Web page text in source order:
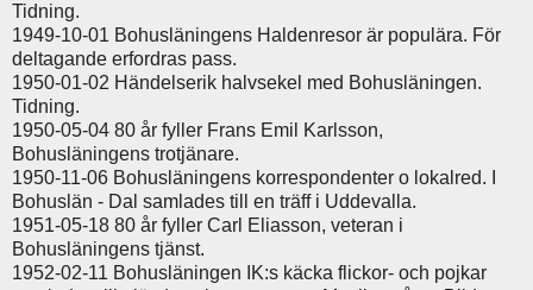
Tidning.
1949-10-01 Bohusläningens Haldenresor är populära. För
deltagande erfordras pass.
1950-01-02 Händelserik halvsekel med Bohusläningen.
Tidning.
1950-05-04 80 år fyller Frans Emil Karlsson,
Bohusläningens trotjänare.
1950-11-06 Bohusläningens korrespondenter o lokalred. I
Bohuslän - Dal samlades till en träff i Uddevalla.
1951-05-18 80 år fyller Carl Eliasson, veteran i
Bohusläningens tjänst.
1952-02-11 Bohusläningen IK:s käcka flickor- och pojkar